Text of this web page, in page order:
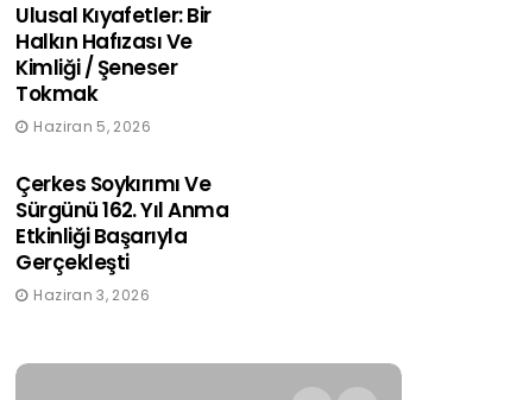
Ulusal Kıyafetler: Bir
Halkın Hafızası Ve
Kimliği / Şeneser
Tokmak
Haziran 5, 2026
Çerkes Soykırımı Ve
Sürgünü 162. Yıl Anma
Etkinliği Başarıyla
Gerçekleşti
Haziran 3, 2026